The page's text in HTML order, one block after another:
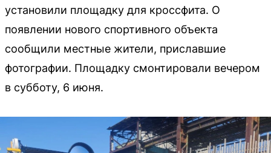
установили площадку для кроссфита. О
появлении нового спортивного объекта
сообщили местные жители, приславшие
фотографии. Площадку смонтировали вечером
в субботу, 6 июня.